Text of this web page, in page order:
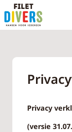
Privacy
(versie